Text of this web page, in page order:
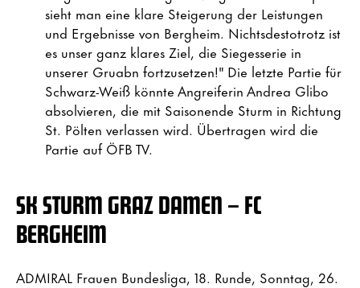
sieht man eine klare Steigerung der Leistungen
und Ergebnisse von Bergheim. Nichtsdestotrotz ist
es unser ganz klares Ziel, die Siegesserie in
unserer Gruabn fortzusetzen!" Die letzte Partie für
Schwarz-Weiß könnte Angreiferin Andrea Glibo
absolvieren, die mit Saisonende Sturm in Richtung
St. Pölten verlassen wird. Übertragen wird die
Partie auf ÖFB TV.
SK STURM GRAZ DAMEN – FC
BERGHEIM
ADMIRAL Frauen Bundesliga, 18. Runde, Sonntag, 26.